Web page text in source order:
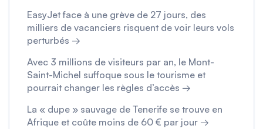
EasyJet face à une grève de 27 jours, des
milliers de vacanciers risquent de voir leurs vols
perturbés →
Avec 3 millions de visiteurs par an, le Mont-
Saint-Michel suffoque sous le tourisme et
pourrait changer les règles d’accès →
La « dupe » sauvage de Tenerife se trouve en
Afrique et coûte moins de 60 € par jour →